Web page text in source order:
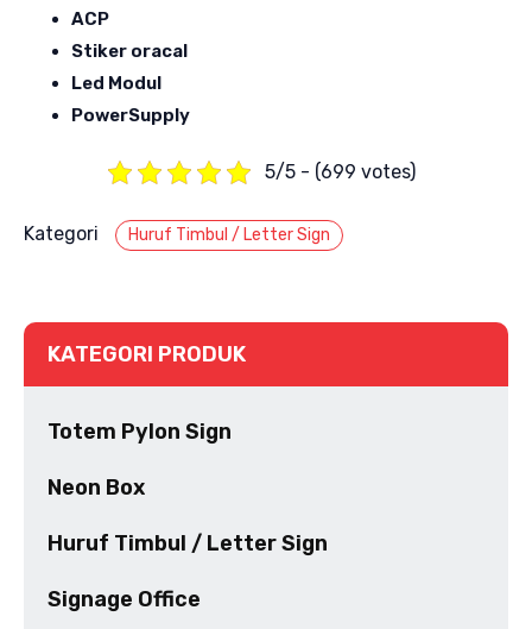
ACP
Stiker oracal
Led Modul
PowerSupply
5/5 - (699 votes)
Kategori Huruf Timbul / Letter Sign
KATEGORI PRODUK
Totem Pylon Sign
Neon Box
Huruf Timbul / Letter Sign
Signage Office